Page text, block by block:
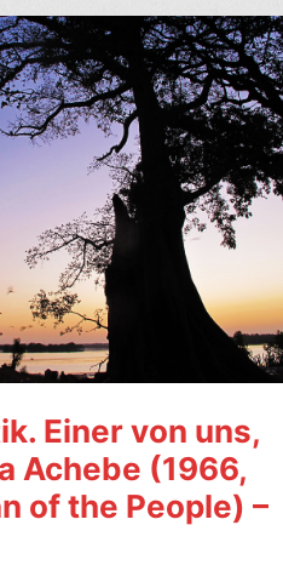
Einer von uns,
Achebe (1966,
of the People) –